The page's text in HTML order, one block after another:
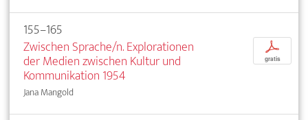
155–165
Zwischen Sprache/n. Explorationen
der Medien zwischen Kultur und
Kommunikation 1954
Jana Mangold
p
gratis